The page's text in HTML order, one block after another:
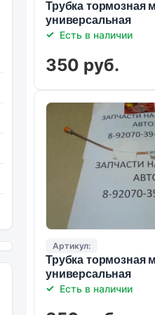
Трубка тормозная
универсальная
Есть в наличии
350 руб.
Артикул:
Трубка тормозная
универсальная
Есть в наличии